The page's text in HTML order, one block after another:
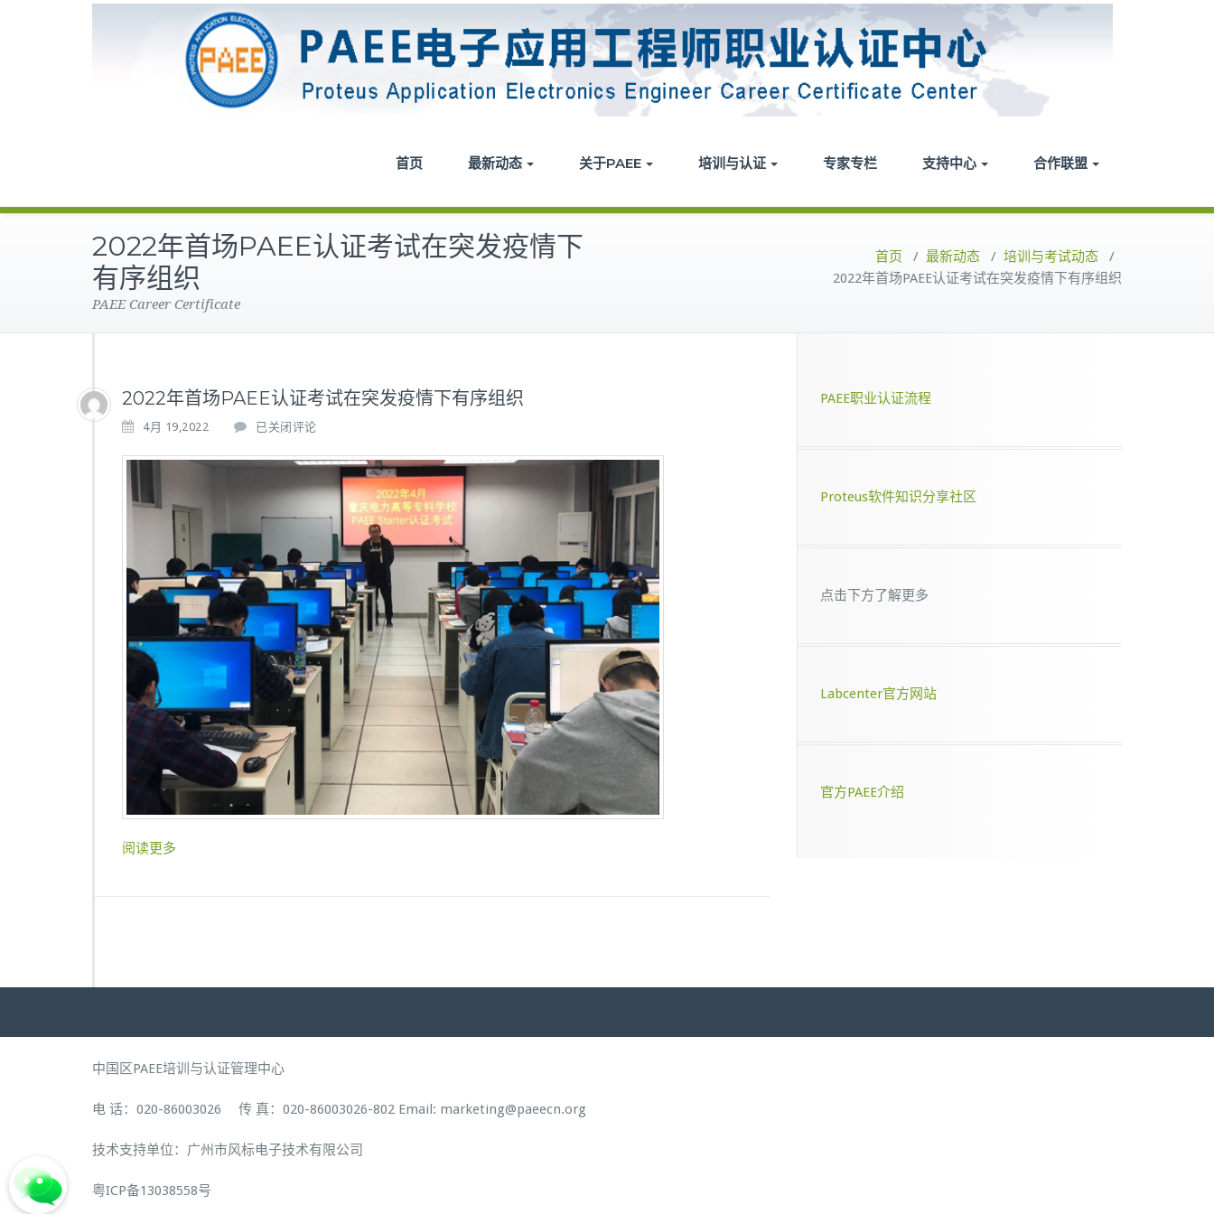
首页 最新动态 关于PAEE 培训与认证 专家专栏 支持中心 合作联盟
2022年首场PAEE认证考试在突发疫情下
有序组织
PAEE Career Certificate
首页 / 最新动态 / 培训与考试动态 /
2022年首场PAEE认证考试在突发疫情下有序组织
2022年首场PAEE认证考试在突发疫情下有序组织
4月 19,2022
2
2
年
首
场
P
A
E
E
认
证
考
发
疫
情
下
序
已关闭评论
阅读更多
PAEE职业认证流程
Proteus软件知识分享社区
点击下方了解更多
Labcenter官方网站
官方PAEE介绍
中国区PAEE培训与认证管理中心
电 话：020-86003026 传 真：020-86003026-802 Email: marketing@paeecn.org
技术支持单位：广州市风标电子技术有限公司
粤ICP备13038558号